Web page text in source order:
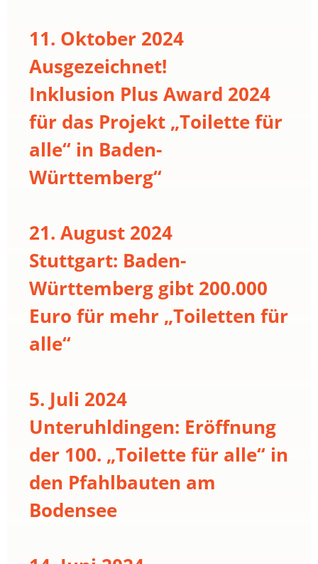
11. Oktober 2024
Ausgezeichnet!
Inklusion Plus Award 2024
für das Projekt „Toilette für
alle“ in Baden-
Württemberg“
21. August 2024
Stuttgart: Baden-
Württemberg gibt 200.000
Euro für mehr „Toiletten für
alle“
5. Juli 2024
Unteruhldingen: Eröffnung
der 100. „Toilette für alle“ in
den Pfahlbauten am
Bodensee